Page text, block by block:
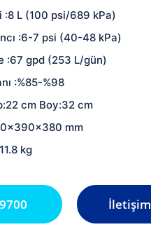
:8 L (100 psi/689 kPa)
:6-7 psi (40-48 kPa)
:67 gpd (253 L/gün)
:%85-%98
cm Boy:32 cm
mm
kg
İletişim